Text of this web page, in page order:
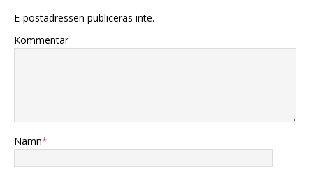
E-postadressen publiceras inte.
Kommentar
Namn*